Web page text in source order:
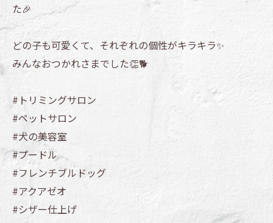
た🎉
どの子も可愛くて、それぞれの個性がキラキラ✨
みんなおつかれさまでした👏🐕
#トリミングサロン
#ペットサロン
#犬の美容室
#プードル
#フレンチブルドッグ
#アクアゼオ
#シザー仕上げ